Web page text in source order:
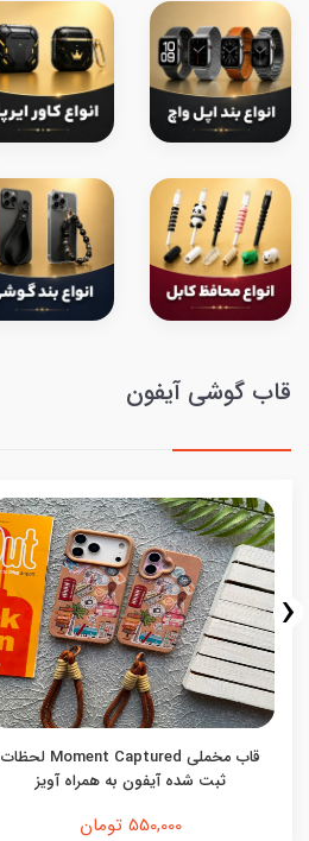
قاب گوشی آیفون
قاب مخملی Moment Captured لحظات
ثبت شده آیفون به همراه آویز
550,000 تومان
‹